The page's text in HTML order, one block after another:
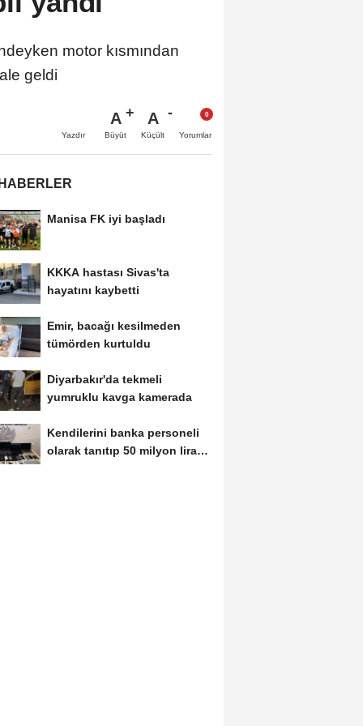
motor kısmından
geldi
Yazdır
A
Büyüt
A
Küçült Yorumlar
Manisa FK iyi başladı
KKKA hastası Sivas'ta
hayatını kaybetti
Emir, bacağı kesilmeden
tümörden kurtuldu
Diyarbakır'da tekmeli
yumruklu kavga kamerada
Kendilerini banka personeli
olarak tanıtıp 50 milyon lira